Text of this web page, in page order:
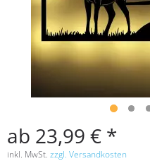
ab 23,99 € *
inkl. MwSt. zzgl. Versandkosten